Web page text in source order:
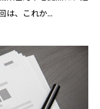
は、これか...